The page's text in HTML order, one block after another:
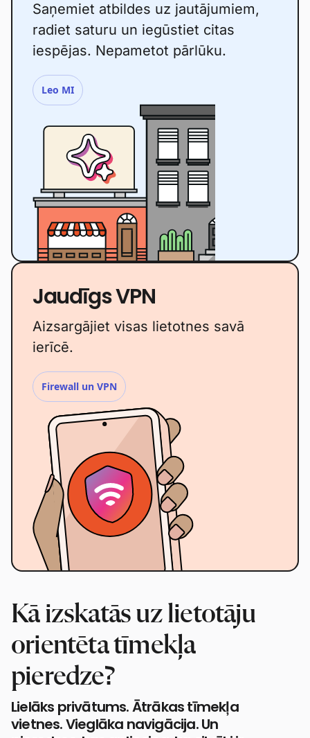
Saņemiet atbildes uz jautājumiem,
radiet saturu un iegūstiet citas
iespējas. Nepametot pārlūku.
Leo MI
Jaudīgs VPN
Aizsargājiet visas lietotnes savā
ierīcē.
Firewall un VPN
Kā izskatās uz lietotāju
orientēta tīmekļa
pieredze?
Lielāks privātums. Ātrākas tīmekļa
vietnes. Vieglāka navigācija. Un